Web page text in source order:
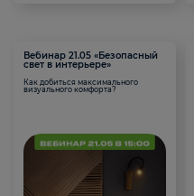
Вебинар 21.05 «Безопасный
свет в интерьере»
Как добиться максимального
визуального комфорта?